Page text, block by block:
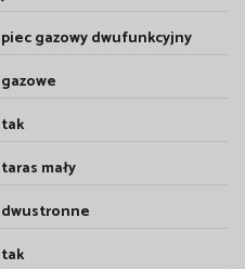
piec gazowy dwufunkcyjny
gazowe
tak
taras mały
dwustronne
tak